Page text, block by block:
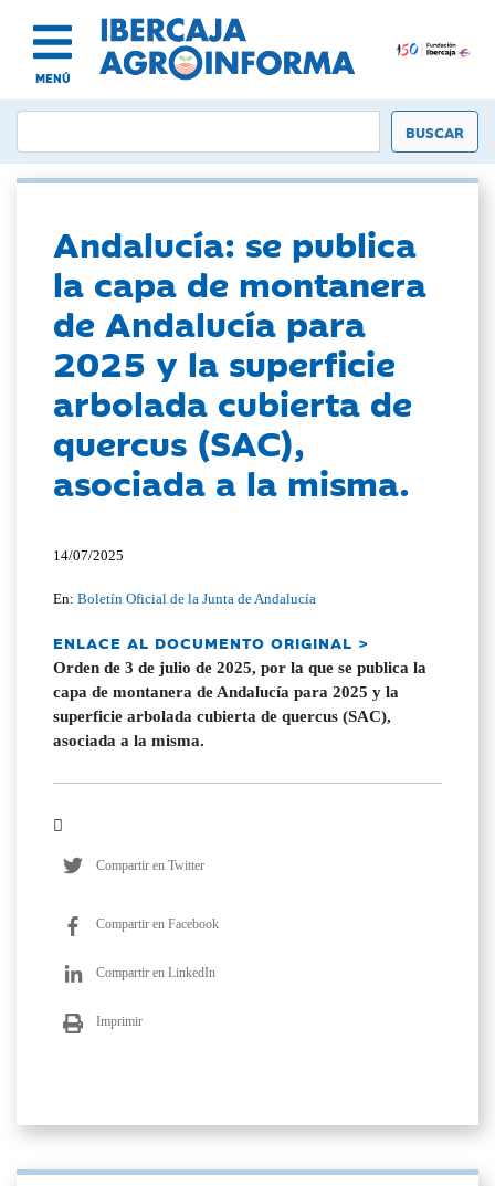
MENÚ
Andalucía: se publica
la capa de montanera
de Andalucía para
2025 y la superficie
arbolada cubierta de
quercus (SAC),
asociada a la misma.
14/07/2025
En:Boletín Oficial de la Junta de Andalucía
ENLACE AL DOCUMENTO ORIGINAL >
Orden de 3 de julio de 2025, por la que se publica la
capa de montanera de Andalucía para 2025 y la
superficie arbolada cubierta de quercus (SAC),
asociada a la misma.
Compartir en Twitter
Compartir en Facebook
Compartir en LinkedIn
Imprimir